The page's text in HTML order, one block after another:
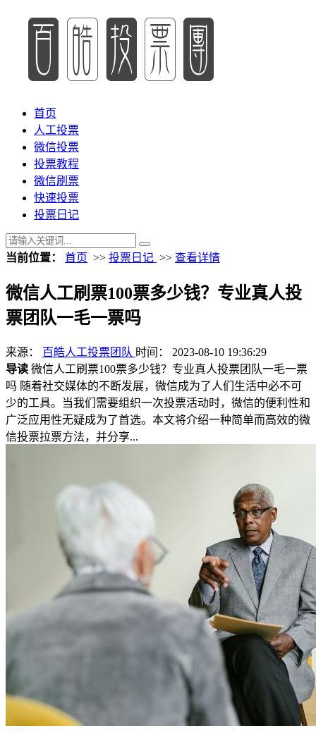
首页
人工投票
微信投票
投票教程
微信刷票
快速投票
投票日记
当前位置： 首页 >> 投票日记 >> 查看详情
微信人工刷票100票多少钱？专业真人投
票团队一毛一票吗
来源： 百皓人工投票团队 时间： 2023-08-10 19:36:29
导读 微信人工刷票100票多少钱？专业真人投票团队一毛一票
吗 随着社交媒体的不断发展，微信成为了人们生活中必不可
少的工具。当我们需要组织一次投票活动时，微信的便利性和
广泛应用性无疑成为了首选。本文将介绍一种简单而高效的微
信投票拉票方法，并分享...